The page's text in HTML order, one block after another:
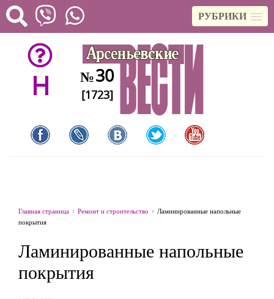
РУБРИКИ
H №30
[1723]
Главная страница Ремонт и строительство
Ламинированные напольные
покрытия
Ламинированные напольные
покрытия